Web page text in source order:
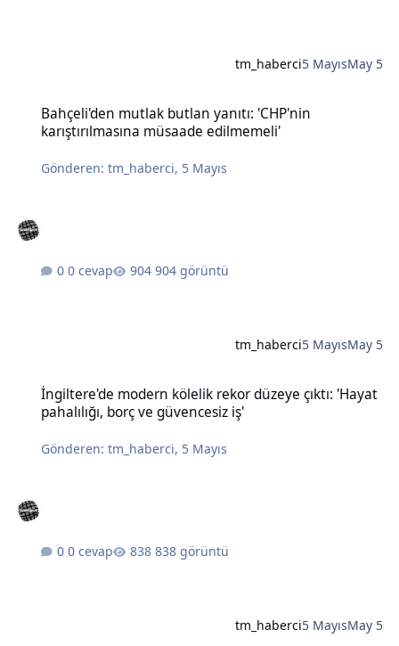
tm_haberci5 MayısMay 5
Bahçeli'den mutlak butlan yanıtı: 'CHP'nin
karıştırılmasına müsaade edilmemeli'
Gönderen:tm_haberci, 5 Mayıs
0 cevap 904 görüntü
tm_haberci5 MayısMay 5
İngiltere'de modern kölelik rekor düzeye çıktı: 'Hayat
pahalılığı, borç ve güvencesiz iş'
Gönderen:tm_haberci, 5 Mayıs
0 cevap 838 görüntü
tm_haberci5 MayısMay 5